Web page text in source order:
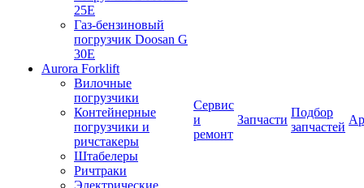
25E
Газ-бензиновый
погрузчик Doosan G
30E
Aurora Forklift
Вилочные
погрузчики
Контейнерные
погрузчики и
ричстакеры
Штабелеры
Ричтраки
Электрические
Сервис
и
ремонт
Запчасти
Подбор
запчастей